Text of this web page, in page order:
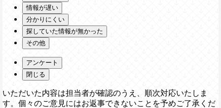
情報が遅い
分かりにくい
探していた情報が無かった
その他
アンケート
閉じる
いただいた内容は担当者が確認のうえ、順次対応いたしま
す。個々のご意見にはお返事できないことを予めご了承くだ